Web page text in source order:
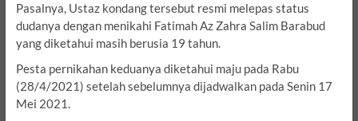
Pasalnya, Ustaz kondang tersebut resmi melepas status
dudanya dengan menikahi Fatimah Az Zahra Salim Barabud
yang diketahui masih berusia 19 tahun.
Pesta pernikahan keduanya diketahui maju pada Rabu
(28/4/2021) setelah sebelumnya dijadwalkan pada Senin 17
Mei 2021.